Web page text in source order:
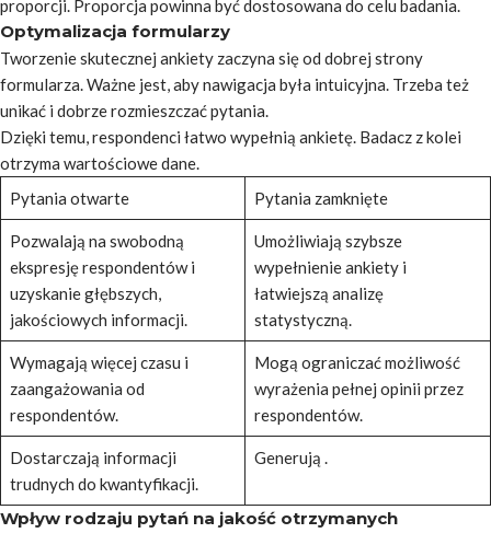
proporcji. Proporcja powinna być dostosowana do celu badania.
Optymalizacja formularzy
Tworzenie skutecznej ankiety zaczyna się od dobrej strony
formularza. Ważne jest, aby nawigacja była intuicyjna. Trzeba też
unikać i dobrze rozmieszczać pytania.
Dzięki temu, respondenci łatwo wypełnią ankietę. Badacz z kolei
otrzyma wartościowe dane.
Pytania otwarte
Pytania zamknięte
Pozwalają na swobodną
ekspresję respondentów i
uzyskanie głębszych,
jakościowych informacji.
Umożliwiają szybsze
wypełnienie ankiety i
łatwiejszą analizę
statystyczną.
Wymagają więcej czasu i
zaangażowania od
respondentów.
Mogą ograniczać możliwość
wyrażenia pełnej opinii przez
respondentów.
Dostarczają informacji
trudnych do kwantyfikacji.
Generują .
Wpływ rodzaju pytań na jakość otrzymanych